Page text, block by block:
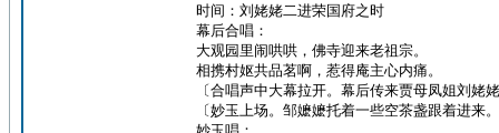
时间：刘姥姥二进荣国府之时
幕后合唱：
大观园里闹哄哄，佛寺迎来老祖宗。
相携村妪共品茗啊，惹得庵主心内痛。
〔合唱声中大幕拉开。幕后传来贾母凤姐刘姥
〔妙玉上场。邹嬷嬷托着一些空茶盏跟着进来。